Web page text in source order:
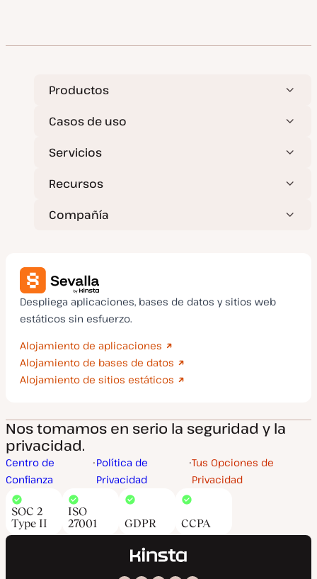
Productos
Casos de uso
Servicios
Recursos
Compañía
Despliega aplicaciones, bases de datos y sitios web
estáticos sin esfuerzo.
Alojamiento de aplicaciones
Alojamiento de bases de datos
Alojamiento de sitios estáticos
Nos tomamos en serio la seguridad y la
privacidad.
Centro de
Confianza
Política de
Privacidad
Tus Opciones de
Privacidad
SOC 2
Type II
ISO
27001
GDPR CCPA